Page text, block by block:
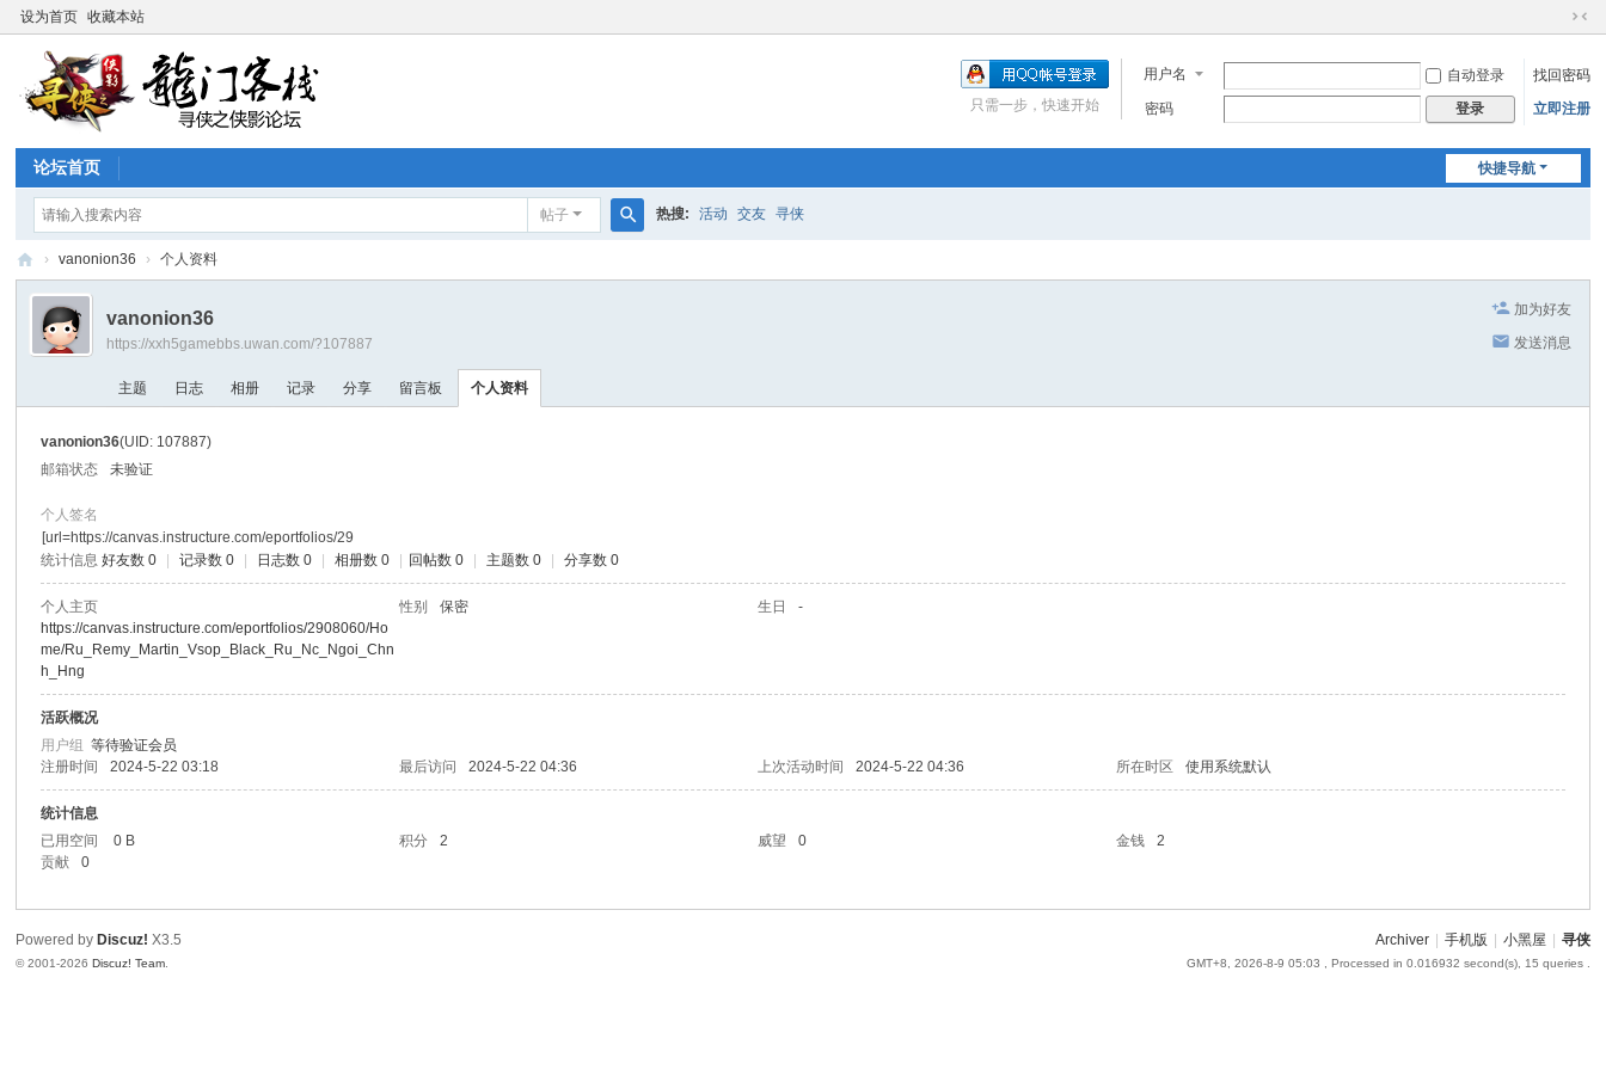
设为首页 收藏本站
切
到
窄
用户名 自动登录
找回密码
密码
登录 立即注册
只需一步，快速开始
快捷导航
论坛首页
帖子
索
热搜: 活动 交友 寻侠
寻
论
› vanonion36 › 个人资料
加为好友
发送消息
vanonion36
https://xxh5gamebbs.uwan.com/?107887
主题 日志 相册 记录 分享 留言板 个人资料
vanonion36(UID: 107887)
邮箱状态
未验证
个人签名
[url=https://canvas.instructure.com/eportfolios/29
统计信息 好友数 0 记录数 0 日志数 0 相册数 0 回帖数 0 主题数 0 分享数 0
个人主页
https://canvas.instructure.com/eportfolios/2908060/Ho
me/Ru_Remy_Martin_Vsop_Black_Ru_Nc_Ngoi_Chn
h_Hng
性别 保密 生日 -
活跃概况
用户组等待验证会员
注册时间
2024-5-22 03:18 最后访问 2024-5-22 04:36 上次活动时间 2024-5-22 04:36 所在时区 使用系统默认
统计信息
已用空间
0 B 积分 2 威望 0 金钱
2
贡献
0
Archiver 手机版 小黑屋 寻侠
GMT+8, 2026-8-9 05:03 , Processed in 0.016932 second(s), 15 queries .
Powered by Discuz! X3.5
© 2001-2026Discuz! Team